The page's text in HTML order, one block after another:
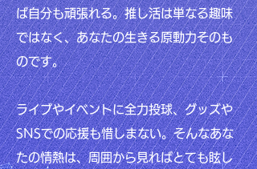
ば自分も頑張れる。推し活は単なる趣味
ではなく、あなたの生きる原動力そのも
のです。
ライブやイベントに全力投球、グッズや
SNSでの応援も惜しまない。そんなあな
たの情熱は、周囲から見ればとても眩し